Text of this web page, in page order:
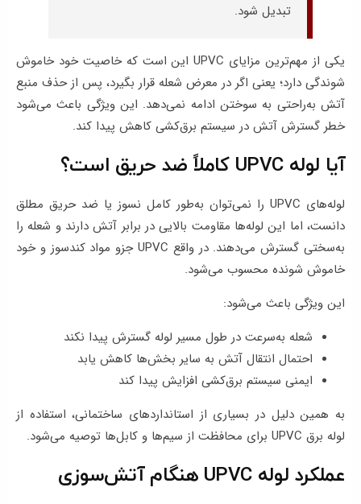
تبدیل شود.
یکی از مهم‌ترین مزایای UPVC این است که خاصیت خود خاموش‌
شوندگی دارد؛ یعنی اگر در معرض شعله قرار بگیرد، پس از حذف منبع
آتش به‌راحتی به سوختن ادامه نمی‌دهد. این ویژگی باعث می‌شود
خطر گسترش آتش در سیستم برق‌کشی کاهش پیدا کند.
آیا لوله UPVC کاملاً ضد حریق است؟
لوله‌های UPVC را نمی‌توان به‌طور کامل نسوز یا ضد حریق مطلق
دانست، اما این لوله‌ها مقاومت بالایی در برابر آتش دارند و شعله را
به‌سختی گسترش می‌دهند. در واقع UPVC جزو مواد کندسوز و خود
خاموش‌ شونده محسوب می‌شود.
این ویژگی باعث می‌شود:
شعله به‌سرعت در طول مسیر لوله گسترش پیدا نکند
احتمال انتقال آتش به سایر بخش‌ها کاهش یابد
ایمنی سیستم برق‌کشی افزایش پیدا کند
به همین دلیل در بسیاری از استانداردهای ساختمانی، استفاده از
لوله برق UPVC برای محافظت از سیم‌ها و کابل‌ها توصیه می‌شود.
عملکرد لوله UPVC هنگام آتش‌سوزی